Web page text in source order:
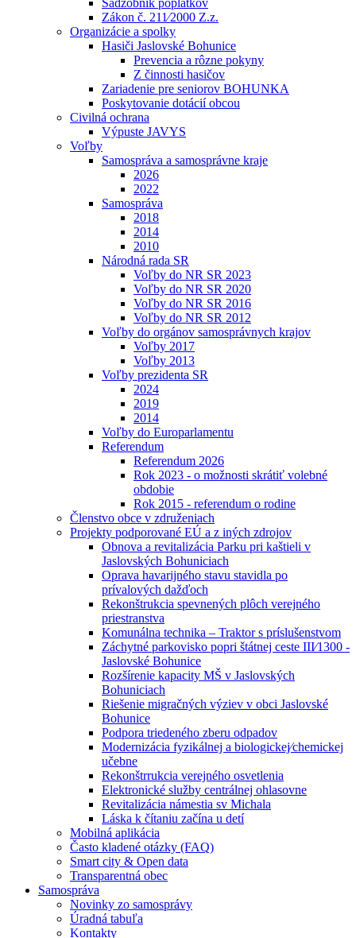
Sadzobník poplatkov
Zákon č. 211⁄2000 Z.z.
Organizácie a spolky
Hasiči Jaslovské Bohunice
Prevencia a rôzne pokyny
Z činnosti hasičov
Zariadenie pre seniorov BOHUNKA
Poskytovanie dotácií obcou
Civilná ochrana
Výpuste JAVYS
Voľby
Samospráva a samosprávne kraje
2026
2022
Samospráva
2018
2014
2010
Národná rada SR
Voľby do NR SR 2023
Voľby do NR SR 2020
Voľby do NR SR 2016
Voľby do NR SR 2012
Voľby do orgánov samosprávnych krajov
Voľby 2017
Voľby 2013
Voľby prezidenta SR
2024
2019
2014
Voľby do Europarlamentu
Referendum
Referendum 2026
Rok 2023 - o možnosti skrátiť volebné
obdobie
Rok 2015 - referendum o rodine
Členstvo obce v združeniach
Projekty podporované EÚ a z iných zdrojov
Obnova a revitalizácia Parku pri kaštieli v
Jaslovských Bohuniciach
Oprava havarijného stavu stavidla po
prívalových dažďoch
Rekonštrukcia spevnených plôch verejného
priestranstva
Komunálna technika – Traktor s príslušenstvom
Záchytné parkovisko popri štátnej ceste III⁄1300 -
Jaslovské Bohunice
Rozšírenie kapacity MŠ v Jaslovských
Bohuniciach
Riešenie migračných výziev v obci Jaslovské
Bohunice
Podpora triedeného zberu odpadov
Modernizácia fyzikálnej a biologickej⁄chemickej
učebne
Rekonštrrukcia verejného osvetlenia
Elektronické služby centrálnej ohlasovne
Revitalizácia námestia sv Michala
Láska k čítaniu začína u detí
Mobilná aplikácia
Často kladené otázky (FAQ)
Smart city & Open data
Transparentná obec
Samospráva
Novinky zo samosprávy
Úradná tabuľa
Kontakty